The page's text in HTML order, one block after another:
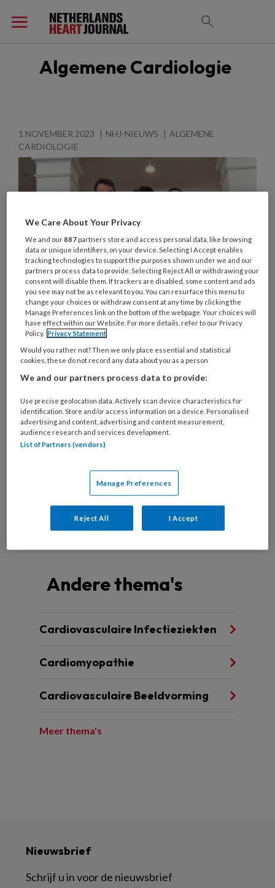
Algemene Cardiologie
1 NOVEMBER 2023 NHJ-NIEUWS
ALGEMENE
CARDIOLOGIE
Juniorkamer NVVC | Onzekere
tijden voor jonge cardiologen
Nieuwe inzichten in de arbeidsmarkt
benadrukken het feit dat tijdelijke functies nog
steeds gebruikelijk zijn. Dit kan een zware
belasting vormen voor jonge cardiologen,
vanwege financiële en geografische onzekerheid
persoonlijke leven.
Andere thema's
Cardiovasculaire Infectieziekten
Cardiomyopathie
Cardiovasculaire Beeldvorming
Meer thema's
Nieuwsbrief
Schrijf u in voor de nieuwsbrief
We Care About Your Privacy
We and our887 partners store and access personal data, like browsing
data or unique identifiers, on your device. Selecting I Accept enables
tracking technologies to support the purposes shown under we and our
partners process data to provide. Selecting Reject All or withdrawing your
consent will disable them. If trackers are disabled, some content and ads
you see may not be as relevant to you. You can resurface this menu to
change your choices or withdraw consent at any time by clicking the
Manage Preferences link on the bottom of the webpage. Your choices will
have effect within our Website. For more details, refer to our Privacy
Policy. Privacy Statement
Would you rather not? Then we only place essential and statistical
cookies, these do not record any data about you as a person
We and our partners process data to provide:
Use precise geolocation data. Actively scan device characteristics for
identification. Store and/or access information on a device. Personalised
advertising and content, advertising and content measurement,
audience research and services development.
List of Partners (vendors)
Manage Preferences
Reject All I Accept